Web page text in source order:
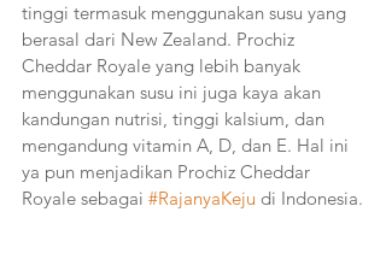
tinggi termasuk menggunakan susu yang
berasal dari New Zealand. Prochiz
Cheddar Royale yang lebih banyak
menggunakan susu ini juga kaya akan
kandungan nutrisi, tinggi kalsium, dan
mengandung vitamin A, D, dan E. Hal ini
ya pun menjadikan Prochiz Cheddar
Royale sebagai #RajanyaKeju di Indonesia.